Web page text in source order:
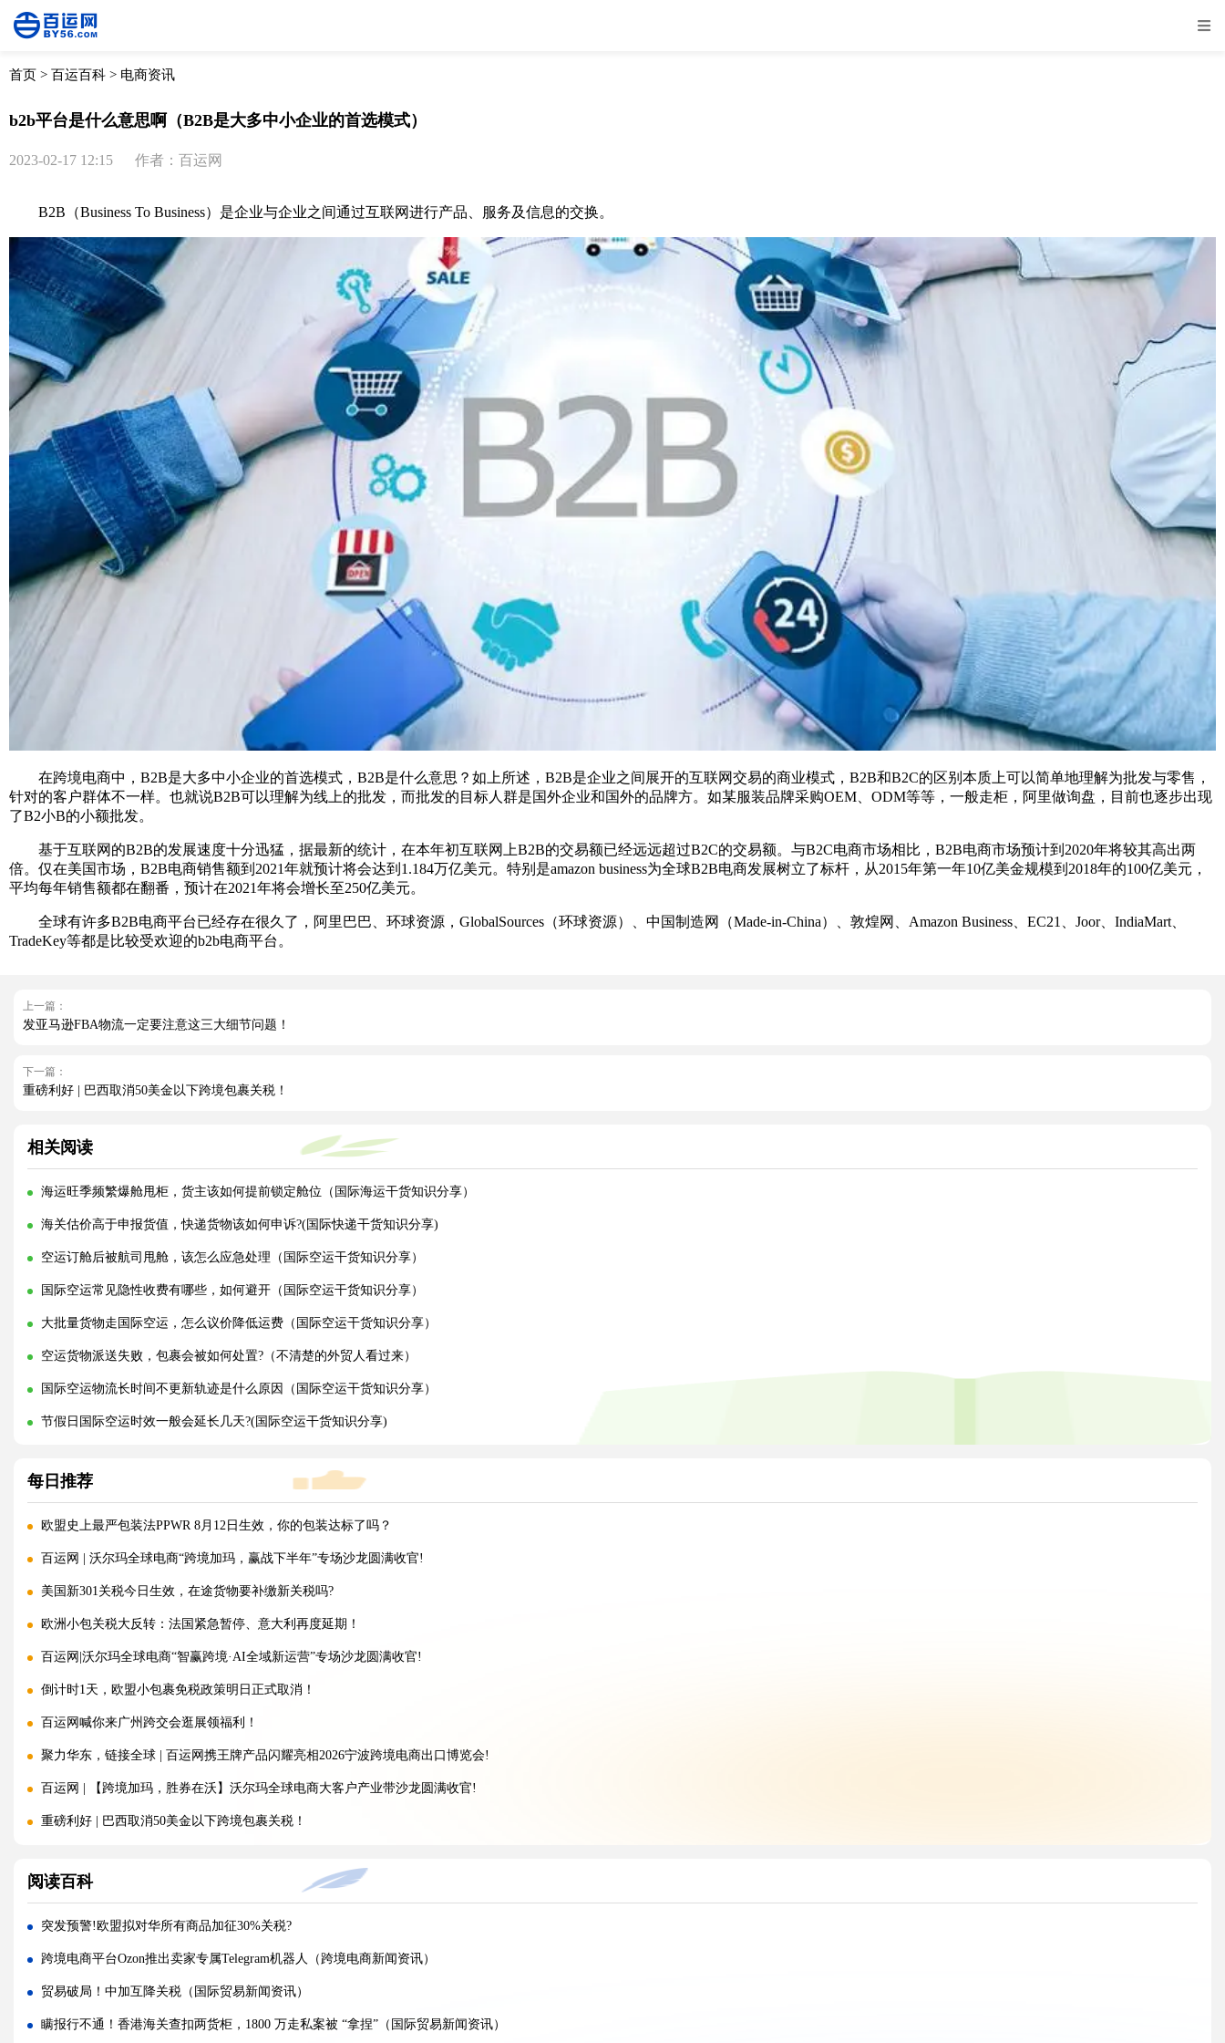
首页 > 百运百科 > 电商资讯
b2b平台是什么意思啊（B2B是大多中小企业的首选模式）
2023-02-17 12:15 作者：百运网
B2B（Business To Business）是企业与企业之间通过互联网进行产品、服务及信息的交换。
在跨境电商中，B2B是大多中小企业的首选模式，B2B是什么意思？如上所述，B2B是企业之间展开的互联网交易的商业模式，B2B和B2C的区别本质上可以简单地理解为批发与零售，
针对的客户群体不一样。也就说B2B可以理解为线上的批发，而批发的目标人群是国外企业和国外的品牌方。如某服装品牌采购OEM、ODM等等，一般走柜，阿里做询盘，目前也逐步出现
了B2小B的小额批发。
基于互联网的B2B的发展速度十分迅猛，据最新的统计，在本年初互联网上B2B的交易额已经远远超过B2C的交易额。与B2C电商市场相比，B2B电商市场预计到2020年将较其高出两
倍。仅在美国市场，B2B电商销售额到2021年就预计将会达到1.184万亿美元。特别是amazon business为全球B2B电商发展树立了标杆，从2015年第一年10亿美金规模到2018年的100亿美元，
平均每年销售额都在翻番，预计在2021年将会增长至250亿美元。
全球有许多B2B电商平台已经存在很久了，阿里巴巴、环球资源，GlobalSources（环球资源）、中国制造网（Made-in-China）、敦煌网、Amazon Business、EC21、Joor、IndiaMart、
TradeKey等都是比较受欢迎的b2b电商平台。
上一篇：
发亚马逊FBA物流一定要注意这三大细节问题！
下一篇：
重磅利好 | 巴西取消50美金以下跨境包裹关税！
相关阅读
海运旺季频繁爆舱甩柜，货主该如何提前锁定舱位（国际海运干货知识分享）
海关估价高于申报货值，快递货物该如何申诉?(国际快递干货知识分享)
空运订舱后被航司甩舱，该怎么应急处理（国际空运干货知识分享）
国际空运常见隐性收费有哪些，如何避开（国际空运干货知识分享）
大批量货物走国际空运，怎么议价降低运费（国际空运干货知识分享）
空运货物派送失败，包裹会被如何处置?（不清楚的外贸人看过来）
国际空运物流长时间不更新轨迹是什么原因（国际空运干货知识分享）
节假日国际空运时效一般会延长几天?(国际空运干货知识分享)
每日推荐
欧盟史上最严包装法PPWR 8月12日生效，你的包装达标了吗？
百运网 | 沃尔玛全球电商“跨境加玛，赢战下半年”专场沙龙圆满收官!
美国新301关税今日生效，在途货物要补缴新关税吗?
欧洲小包关税大反转：法国紧急暂停、意大利再度延期！
百运网|沃尔玛全球电商“智赢跨境·AI全域新运营”专场沙龙圆满收官!
倒计时1天，欧盟小包裹免税政策明日正式取消！
百运网喊你来广州跨交会逛展领福利！
聚力华东，链接全球 | 百运网携王牌产品闪耀亮相2026宁波跨境电商出口博览会!
百运网 | 【跨境加玛，胜券在沃】沃尔玛全球电商大客户产业带沙龙圆满收官!
重磅利好 | 巴西取消50美金以下跨境包裹关税！
150欧元免税时代即将终结！欧盟新政落地，跨境卖家如何破局？
突发 | 特朗普签署文件：美国将对这些产品加征100%关税，全球贸易再掀波澜！
百运网 | 沃尔玛平台招商分享大会圆满收官!双向赋能，共启跨境出海新征程
落幕不散场，聚力新征程 | 百运网惊艳亮相福州跨交会，完美收官！
国际海运公司MSC 波斯湾航线新政震动跨境物流（强制终止+加价 800 美元）
阅读百科
突发预警!欧盟拟对华所有商品加征30%关税?
跨境电商平台Ozon推出卖家专属Telegram机器人（跨境电商新闻资讯）
贸易破局！中加互降关税（国际贸易新闻资讯）
瞒报行不通！香港海关查扣两货柜，1800 万走私案被 “拿捏”（国际贸易新闻资讯）